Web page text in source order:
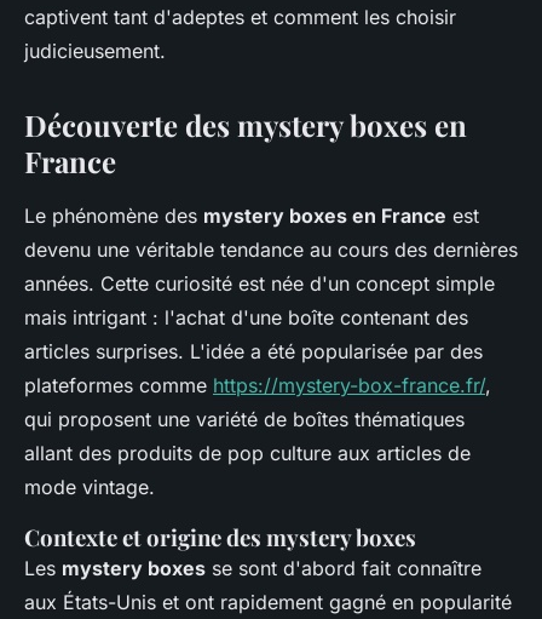
captivent tant d'adeptes et comment les choisir
judicieusement.
Découverte des mystery boxes en
France
Le phénomène des mystery boxes en France est
devenu une véritable tendance au cours des dernières
années. Cette curiosité est née d'un concept simple
mais intrigant : l'achat d'une boîte contenant des
articles surprises. L'idée a été popularisée par des
plateformes comme https://mystery-box-france.fr/,
qui proposent une variété de boîtes thématiques
allant des produits de pop culture aux articles de
mode vintage.
Contexte et origine des mystery boxes
Les mystery boxes se sont d'abord fait connaître
aux États-Unis et ont rapidement gagné en popularité